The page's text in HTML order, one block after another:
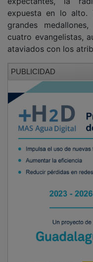
Las armónicas y
capilla de las
estatuas y entalles,
exteriorizan un
labrado en piedra
eternidad. Sin duda
es una de las joyas,
que guarda entre sus
PUBLICIDAD